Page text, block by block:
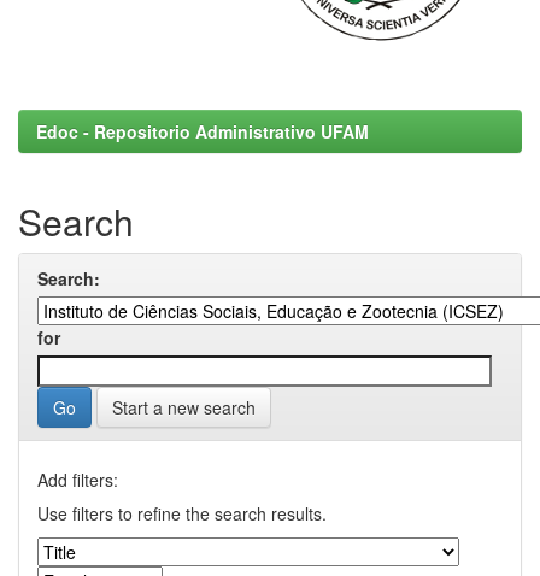
Edoc - Repositorio Administrativo UFAM
Search
Search:
for
Start a new search
Add filters:
Use filters to refine the search results.